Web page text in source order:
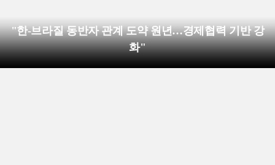
"한-브라질 동반자 관계 도약 원년…경제협력 기반 강
화"